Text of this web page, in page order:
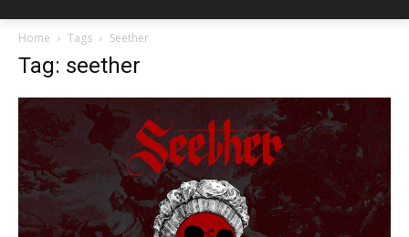
Home Tags Seether
Tag: seether